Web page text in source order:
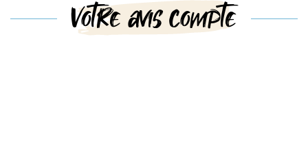
Votre avis compte